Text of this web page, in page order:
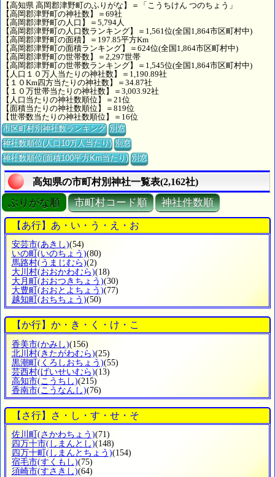
【高知県 高岡郡津野町のふりがな】＝「こうちけん つのちょう」
【高岡郡津野町の神社数】＝69社
【高岡郡津野町の人口】＝5,794人
【高岡郡津野町の人口数ランキング】＝1,561位(全国1,864市区町村中)
【高岡郡津野町の面積】＝197.85平方Km
【高岡郡津野町の面積ランキング】＝624位(全国1,864市区町村中)
【高岡郡津野町の世帯数】＝2,297世帯
【高岡郡津野町の世帯数ランキング】＝1,545位(全国1,864市区町村中)
【人口１０万人当たりの神社数】＝1,190.89社
【１０Km四方当たりの神社数】＝34.87社
【１０万世帯当たりの神社数】＝3,003.92社
【人口当たりの神社数順位】＝21位
【面積当たりの神社数順位】＝819位
【世帯数当たりの神社数順位】＝16位
市区町村別神社数ランキング 別窓
神社数順位(人口10万人当たり) 別窓
神社数順位(面積100平方Km当たり) 別窓
高知県の市町村別神社一覧表(2,162社)
ぶりがな順 市町村コード順 神社件数順
【あ行】あ・い・う・え・お
安芸市(あきし)(54)
いの町 (いのちょう)(80)
馬路村(うまじむら)(2)
大川村(おおかわむら)(18)
大月町 (おおつきちょう)(30)
大豊町 (おおとよちょう)(77)
越知町 (おちちょう)(50)
【か行】か・き・く・け・こ
香美市(かみし)(156)
北川村(きたがわむら)(25)
黒潮町(くろしおちょう)(55)
芸西村(げいせいむら)(13)
高知市(こうちし)(215)
香南市(こうなんし)(76)
【さ行】さ・し・す・せ・そ
佐川町 (さかわちょう)(71)
四万十市(しまんとし)(148)
四万十町 (しまんとちょう)(154)
宿毛市(すくもし)(75)
須崎市(すさきし)(64)